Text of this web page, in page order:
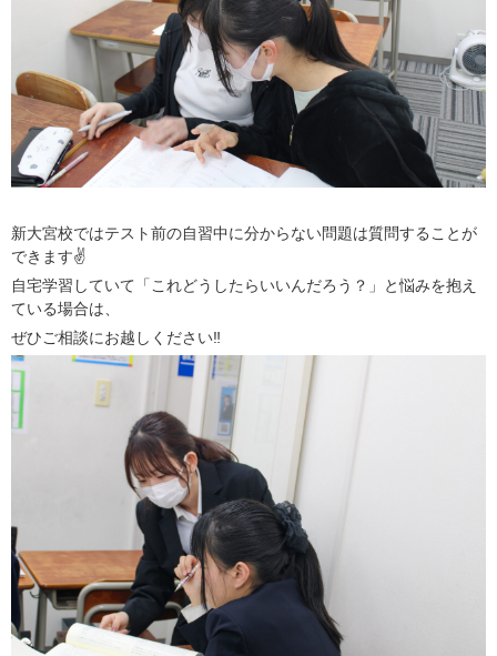
新大宮校ではテスト前の自習中に分からない問題は質問することが
できます✌
自宅学習していて「これどうしたらいいんだろう？」と悩みを抱え
ている場合は、
ぜひご相談にお越しください‼️